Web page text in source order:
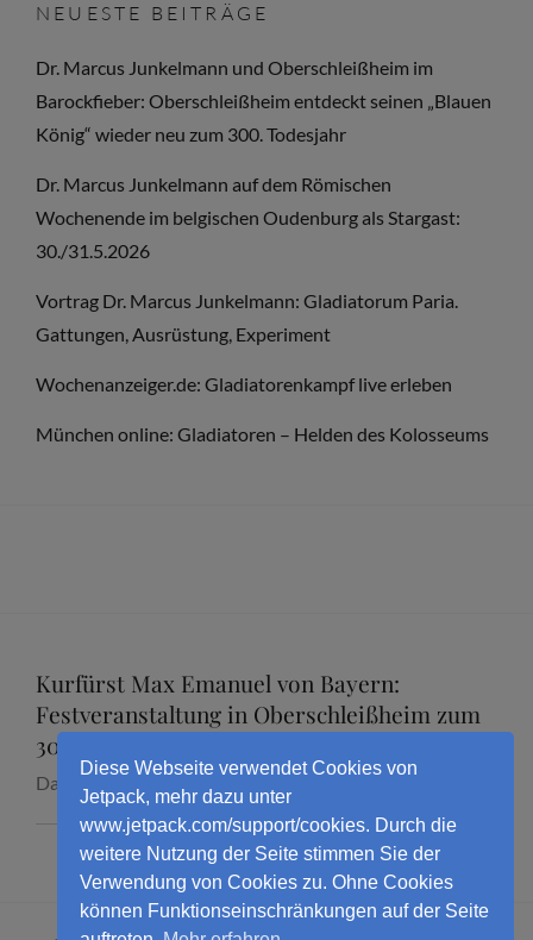
–
PIKENIERE
NEUESTE BEITRÄGE
Dr. Marcus Junkelmann und Oberschleißheim im
Barockfieber: Oberschleißheim entdeckt seinen „Blauen
König“ wieder neu zum 300. Todesjahr
Dr. Marcus Junkelmann auf dem Römischen
Wochenende im belgischen Oudenburg als Stargast:
30./31.5.2026
Vortrag Dr. Marcus Junkelmann: Gladiatorum Paria.
Gattungen, Ausrüstung, Experiment
Wochenanzeiger.de: Gladiatorenkampf live erleben
München online: Gladiatoren – Helden des Kolosseums
Kurfürst Max Emanuel von Bayern:
Festveranstaltung in Oberschleißheim zum
300. Todestag mit Dr. Marcus Junkelmann
Datum:
Diese Webseite verwendet Cookies von
Jetpack, mehr dazu unter
www.jetpack.com/support/cookies. Durch die
weitere Nutzung der Seite stimmen Sie der
Verwendung von Cookies zu. Ohne Cookies
können Funktionseinschränkungen auf der Seite